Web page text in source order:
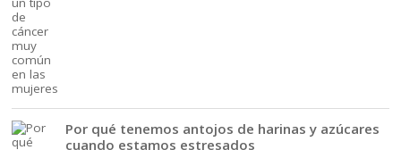
Por qué tenemos antojos de harinas y azúcares
cuando estamos estresados